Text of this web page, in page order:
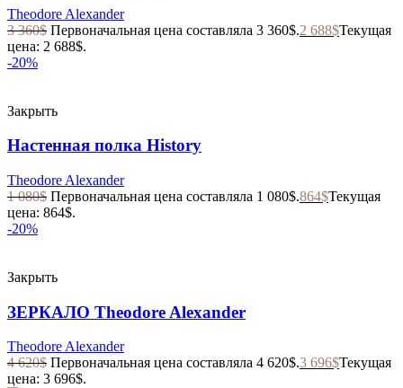
Theodore Alexander
3 360$ Первоначальная цена составляла 3 360$.2 688$Текущая
цена: 2 688$.
-20%
Закрыть
Настенная полка History
Theodore Alexander
1 080$ Первоначальная цена составляла 1 080$.864$Текущая
цена: 864$.
-20%
Закрыть
ЗЕРКАЛО Theodore Alexander
Theodore Alexander
4 620$ Первоначальная цена составляла 4 620$.3 696$Текущая
цена: 3 696$.